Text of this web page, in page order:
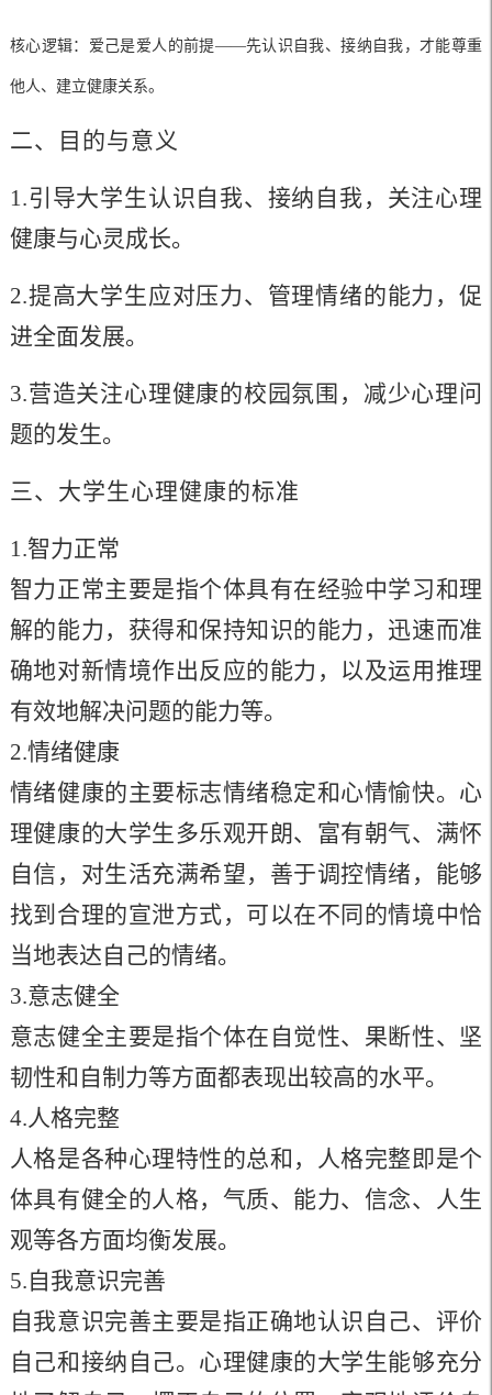
核心逻辑：爱己是爱人的前提——先认识自我、接纳自我，才能尊重
他人、建立健康关系。
二、目的与意义
1.引导大学生认识自我、接纳自我，关注心理
健康与心灵成长。
2.提高大学生应对压力、管理情绪的能力，促
进全面发展。
3.营造关注心理健康的校园氛围，减少心理问
题的发生。
三、大学生心理健康的标准
1.智力正常
智力正常主要是指个体具有在经验中学习和理
解的能力，获得和保持知识的能力，迅速而准
确地对新情境作出反应的能力，以及运用推理
有效地解决问题的能力等。
2.情绪健康
情绪健康的主要标志情绪稳定和心情愉快。心
理健康的大学生多乐观开朗、富有朝气、满怀
自信，对生活充满希望，善于调控情绪，能够
找到合理的宣泄方式，可以在不同的情境中恰
当地表达自己的情绪。
3.意志健全
意志健全主要是指个体在自觉性、果断性、坚
韧性和自制力等方面都表现出较高的水平。
4.人格完整
人格是各种心理特性的总和，人格完整即是个
体具有健全的人格，气质、能力、信念、人生
观等各方面均衡发展。
5.自我意识完善
自我意识完善主要是指正确地认识自己、评价
自己和接纳自己。心理健康的大学生能够充分